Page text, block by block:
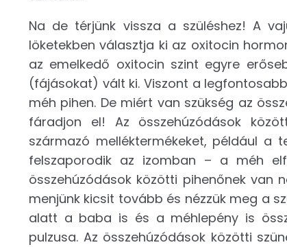
Na de térjünk vissza a szüléshez! A
löketekben választja ki az oxitocin
az emelkedő oxitocin szint egyre
(fájásokat) vált ki. Viszont a
méh pihen. De miért van szükség az
fáradjon el! Az összehúzódások
származó melléktermékeket, például a
felszaporodik az izomban – a méh
összehúzódások közötti pihenőnek
menjünk kicsit tovább és nézzük meg a
alatt a baba is és a méhlepény is
pulzusa. Az összehúzódások közötti